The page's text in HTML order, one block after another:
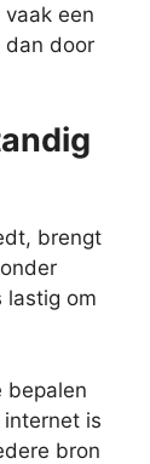
een
dan door
brengt
lastig om
bepalen
is
bron